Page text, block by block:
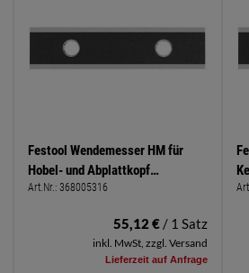
Festool Wendemesser HM für
Hobel- und Abplattkopf
50x12x1,5mm Paket à 3 Stück
Art.Nr.: 368005316
55,12 € / 1 Satz
inkl. MwSt, zzgl. Versand
Lieferzeit auf Anfrage